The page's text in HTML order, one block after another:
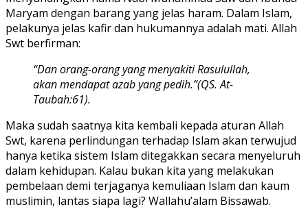
Maryam dengan barang yang jelas haram. Dalam Islam,
pelakunya jelas kafir dan hukumannya adalah mati. Allah
Swt berfirman:
“Dan orang-orang yang menyakiti Rasulullah,
akan mendapat azab yang pedih.”(QS. At-
Taubah:61).
Maka sudah saatnya kita kembali kepada aturan Allah
Swt, karena perlindungan terhadap Islam akan terwujud
hanya ketika sistem Islam ditegakkan secara menyeluruh
dalam kehidupan. Kalau bukan kita yang melakukan
pembelaan demi terjaganya kemuliaan Islam dan kaum
muslimin, lantas siapa lagi? Wallahu’alam Bissawab.